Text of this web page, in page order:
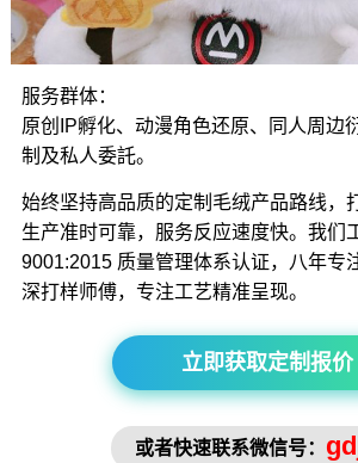
服务群体：
原创IP孵化、动漫角色还原、同人周边
制及私人委託。
始终坚持高品质的定制毛绒产品路线，
生产准时可靠，服务反应速度快。我们
9001:2015 质量管理体系认证，八年专
深打样师傅，专注工艺精准呈现。
立即获取定制报价
或者快速联系微信号：